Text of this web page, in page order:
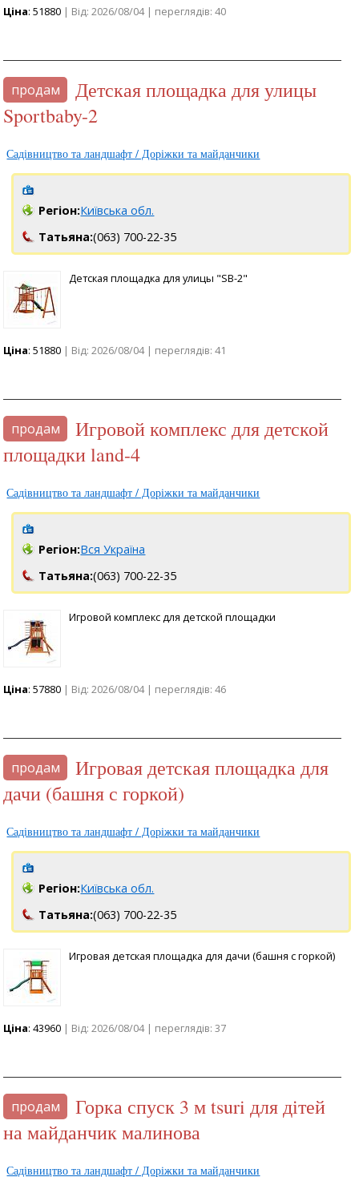
Ціна: 51880 | Від: 2026/08/04 | переглядів: 40
продам
Детская площадка для улицы
Sportbaby-2
Садівництво та ландшафт / Доріжки та майданчики
Регіон:Київська обл.
Татьяна:(063) 700-22-35
Детская площадка для улицы "SB-2"
Ціна: 51880 | Від: 2026/08/04 | переглядів: 41
продам
Игровой комплекс для детской
площадки land-4
Садівництво та ландшафт / Доріжки та майданчики
Регіон:Вся Україна
Татьяна:(063) 700-22-35
Игровой комплекс для детской площадки
Ціна: 57880 | Від: 2026/08/04 | переглядів: 46
продам
Игровая детская площадка для
дачи (башня с горкой)
Садівництво та ландшафт / Доріжки та майданчики
Регіон:Київська обл.
Татьяна:(063) 700-22-35
Игровая детская площадка для дачи (башня с горкой)
Ціна: 43960 | Від: 2026/08/04 | переглядів: 37
продам
Горка спуск 3 м tsuri для дітей
на майданчик малинова
Садівництво та ландшафт / Доріжки та майданчики